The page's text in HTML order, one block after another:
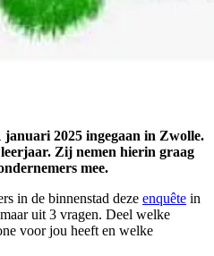
januari 2025 ingegaan in Zwolle.
leerjaar. Zij nemen hierin graag
mee.
in de binnenstad deze enquête in
uit 3 vragen. Deel welke
voor jou heeft en welke